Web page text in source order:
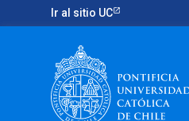
Ir al sitio UC